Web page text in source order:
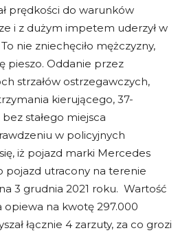
prędkości do warunków
i z dużym impetem uderzył w
nie zniechęciło mężczyzny,
pieszo. Oddanie przez
strzałów ostrzegawczych,
kierującego, 37-
stałego miejsca
w policyjnych
iż pojazd marki Mercedes
pojazd utracony na terenie
3 grudnia 2021 roku. Wartość
opiewa na kwotę 297.000
łącznie 4 zarzuty, za co grozi